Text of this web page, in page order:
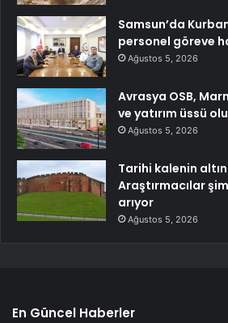
Samsun’da
personel göreve
Ağustos 5, 2026
Avrasya OSB,
ve yatırım üssü
Ağustos 5, 2026
Tarihi kalenin
Araştırmacılar
arıyor
Ağustos 5, 2026
En Güncel Haberler